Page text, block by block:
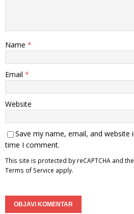
Name *
Email *
Website
Save my name, email, and
time I comment.
This site is protected by reCAPTCHA and
Terms of Service apply.